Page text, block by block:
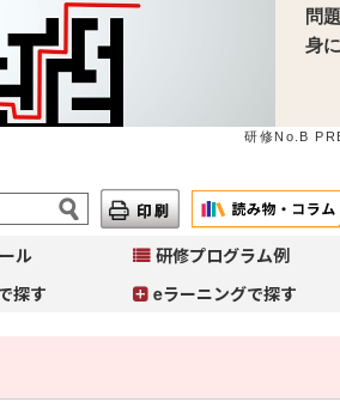
問
身
研修No.B
ル 研修プログラム例
探す eラーニングで探す